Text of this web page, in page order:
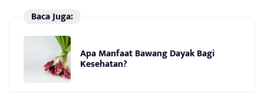
Baca Juga:
Apa Manfaat Bawang Dayak Bagi
Kesehatan?